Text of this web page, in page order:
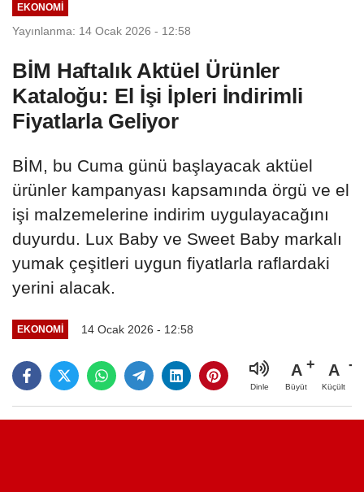
EKONOMI
Yayınlanma: 14 Ocak 2026 - 12:58
BİM Haftalık Aktüel Ürünler
Kataloğu: El İşi İpleri İndirimli
Fiyatlarla Geliyor
BİM, bu Cuma günü başlayacak aktüel
ürünler kampanyası kapsamında örgü ve el
işi malzemelerine indirim uygulayacağını
duyurdu. Lux Baby ve Sweet Baby markalı
yumak çeşitleri uygun fiyatlarla raflardaki
yerini alacak.
EKONOMI 14 Ocak 2026 - 12:58
Dinle
A
Büyüt
A
Küçült